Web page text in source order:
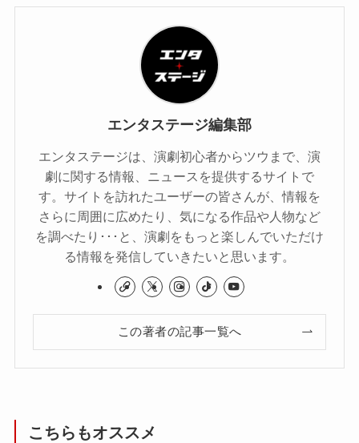
エンタステージ編集部
エンタステージは、演劇初心者からツウまで、演
劇に関する情報、ニュースを提供するサイトで
す。サイトを訪れたユーザーの皆さんが、情報を
さらに周囲に広めたり、気になる作品や人物など
を調べたり･･･と、演劇をもっと楽しんでいただけ
る情報を発信していきたいと思います。
この著者の記事一覧へ
こちらもオススメ